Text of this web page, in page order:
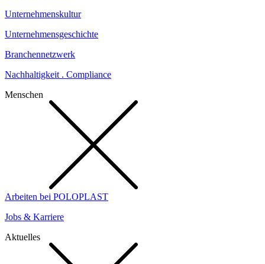
Unternehmenskultur
Unternehmensgeschichte
Branchennetzwerk
Nachhaltigkeit . Compliance
Menschen
Arbeiten bei POLOPLAST
Jobs & Karriere
Aktuelles